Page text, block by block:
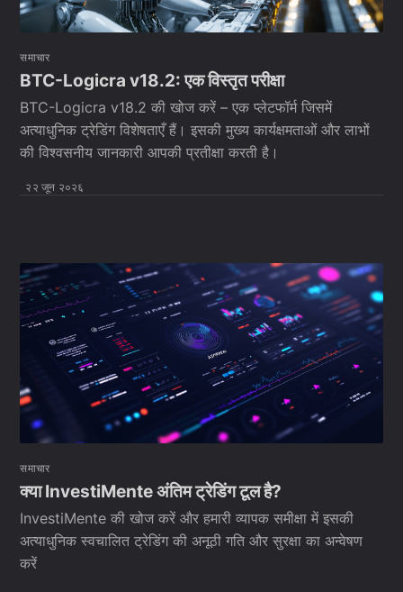
समाचार
BTC-Logicra v18.2: एक विस्तृत परीक्षा
BTC-Logicra v18.2 की खोज करें – एक प्लेटफॉर्म जिसमें
अत्याधुनिक ट्रेडिंग विशेषताएँ हैं। इसकी मुख्य कार्यक्षमताओं और लाभों
की विश्वसनीय जानकारी आपकी प्रतीक्षा करती है।
२२ जून २०२६
समाचार
क्या InvestiMente अंतिम ट्रेडिंग टूल है?
InvestiMente की खोज करें और हमारी व्यापक समीक्षा में इसकी
अत्याधुनिक स्वचालित ट्रेडिंग की अनूठी गति और सुरक्षा का अन्वेषण
करें